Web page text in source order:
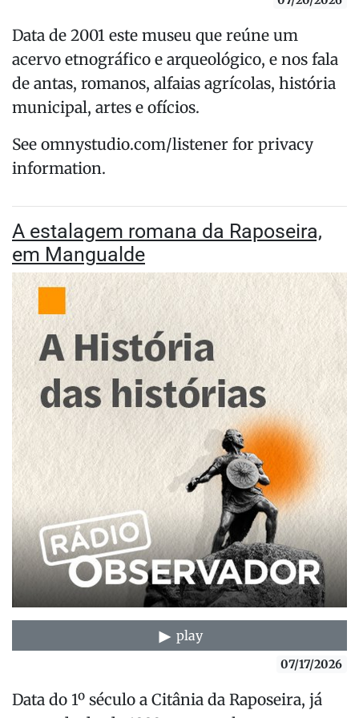
Data de 2001 este museu que reúne um
acervo etnográfico e arqueológico, e nos fala
de antas, romanos, alfaias agrícolas, história
municipal, artes e ofícios.
See omnystudio.com/listener for privacy
information.
A estalagem romana da Raposeira,
em Mangualde
play
07/17/2026
Data do 1º século a Citânia da Raposeira, já